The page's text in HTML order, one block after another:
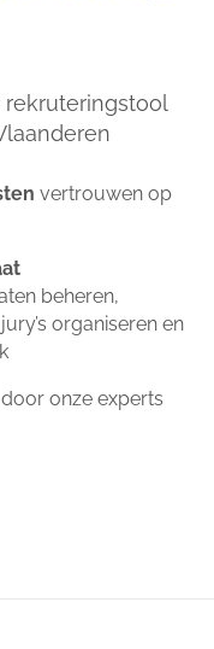
vertrouwen op
beheren,
organiseren en
onze experts